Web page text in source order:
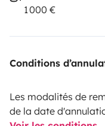
1 000 €
Conditions
Les modalités de
de la date